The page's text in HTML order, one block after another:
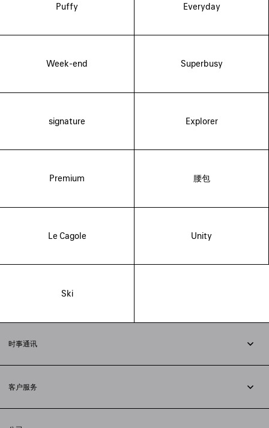
Puffy Everyday
Week-end Superbusy
signature Explorer
Premium 腰包
Le Cagole Unity
Ski
时事通讯
客户服务